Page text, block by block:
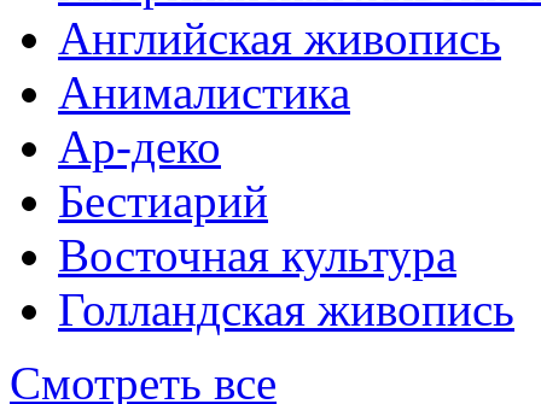
Английская живопись
Анималистика
Ар-деко
Бестиарий
Восточная культура
Голландская живопись
Смотреть все